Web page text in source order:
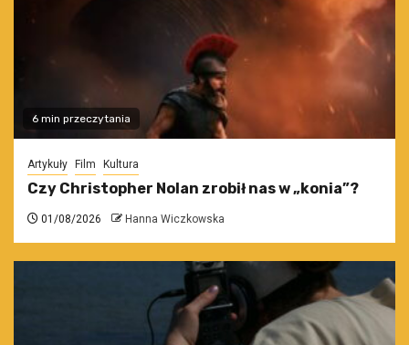
6 min przeczytania
Artykuły Film Kultura
Czy Christopher Nolan zrobił nas w „konia”?
01/08/2026 Hanna Wiczkowska